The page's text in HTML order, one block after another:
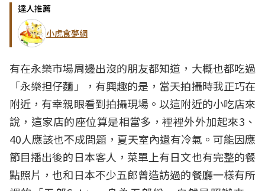
達人推薦
小虎食夢網
有在永樂市場周邊出沒的朋友都知道，大概也都吃過
「永樂担仔麵」，有興趣的是，當天拍攝時我正巧在
附近，有幸親眼看到拍攝現場。以這附近的小吃店來
說，這家店的座位算是相當多，裡裡外外加起來3、
40人應該也不成問題，夏天室內還有冷氣。可能因應
節目播出後的日本客人，菜單上有日文也有完整的餐
點照片，也和日本不少五郎曾造訪過的餐廳一樣有所